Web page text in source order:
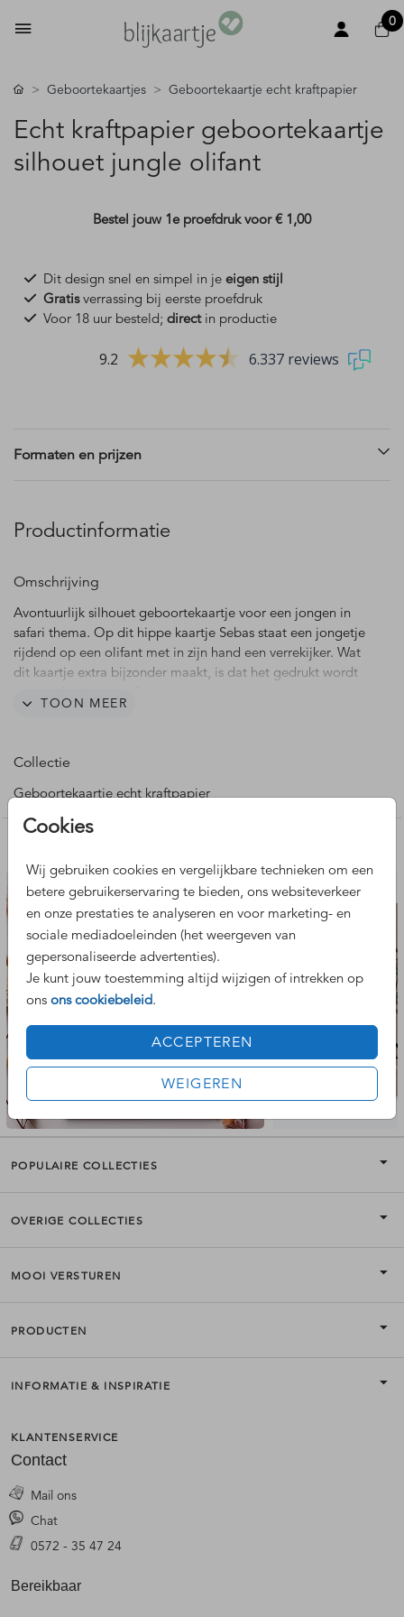
0
Cookies
Wij gebruiken cookies en vergelijkbare technieken om een
betere gebruikerservaring te bieden, ons websiteverkeer
en onze prestaties te analyseren en voor marketing- en
sociale mediadoeleinden (het weergeven van
gepersonaliseerde advertenties).
Je kunt jouw toestemming altijd wijzigen of intrekken op
ons ons cookiebeleid.
ACCEPTEREN
WEIGEREN
Geboortekaartjes Geboortekaartje echt kraftpapier
Echt kraftpapier geboortekaartje
silhouet jungle olifant
Bestel jouw 1e proefdruk voor€ 1,00
Dit design snel en simpel in je eigen stijl
Gratisverrassing bij eerste proefdruk
Voor 18 uur besteld; directin productie
9.2 6.337 reviews
Formaten en prijzen
Productinformatie
Omschrijving
Avontuurlijk silhouet geboortekaartje voor een jongen in
safari thema. Op dit hippe kaartje Sebas staat een jongetje
rijdend op een olifant met in zijn hand een verrekijker. Wat
dit kaartje extra bijzonder maakt, is dat het gedrukt wordt
structuur en hippe uitstraling. De teksten en lettertypes,
Dit kaartje wordt gedrukt op echt kraftpapier.
Echt kraftpapier is een stevig papiersoort met een stoere
kraftpapier op deinformatiepagina over kraftpapier
TOON MEER
Collectie
Geboortekaartje echt kraftpapier
POPULAIRE COLLECTIES
OVERIGE COLLECTIES
MOOI VERSTUREN
PRODUCTEN
INFORMATIE & INSPIRATIE
KLANTENSERVICE
Contact
Mail ons
Chat
0572 - 35 47 24
Bereikbaar